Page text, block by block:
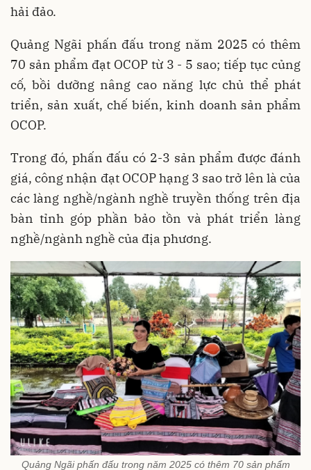
hải đảo.
Quảng Ngãi phấn đấu trong năm 2025 có thêm
70 sản phẩm đạt OCOP từ 3 - 5 sao; tiếp tục củng
cố, bồi dưỡng nâng cao năng lực chủ thể phát
triển, sản xuất, chế biến, kinh doanh sản phẩm
OCOP.
Trong đó, phấn đấu có 2-3 sản phẩm được đánh
giá, công nhận đạt OCOP hạng 3 sao trở lên là của
các làng nghề/ngành nghề truyền thống trên địa
bàn tỉnh góp phần bảo tồn và phát triển làng
nghề/ngành nghề của địa phương.
Quảng Ngãi phấn đấu trong năm 2025 có thêm 70 sản phẩm